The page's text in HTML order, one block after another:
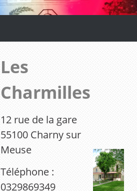
Les
Charmilles
12 rue de la gare
55100 Charny sur
Meuse
Téléphone :
0329869349